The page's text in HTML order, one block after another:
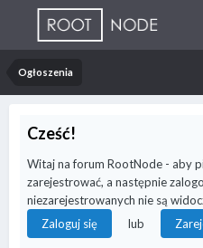
Ogłoszenia
Cześć!
Witaj na forum RootNode - aby
zarejestrować, a następnie
niezarejestrowanych nie są
Zaloguj się
lub